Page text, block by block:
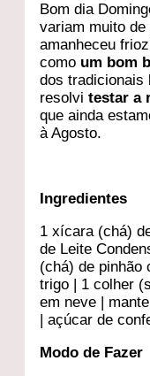
Bom dia
variam muito
amanheceu
como um bom
dos tradicionais
resolvitestar a
que ainda
à Agosto.
Ingredientes
1 xícara (chá)
de Leite
(chá) de pinhão
trigo | 1 colher
em neve |
| açúcar de
Modo de Fazer